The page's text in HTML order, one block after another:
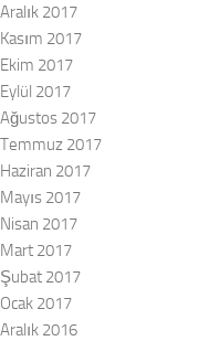
Aralık 2017
Kasım 2017
Ekim 2017
Eylül 2017
Ağustos 2017
Temmuz 2017
Haziran 2017
Mayıs 2017
Nisan 2017
Mart 2017
Şubat 2017
Ocak 2017
Aralık 2016